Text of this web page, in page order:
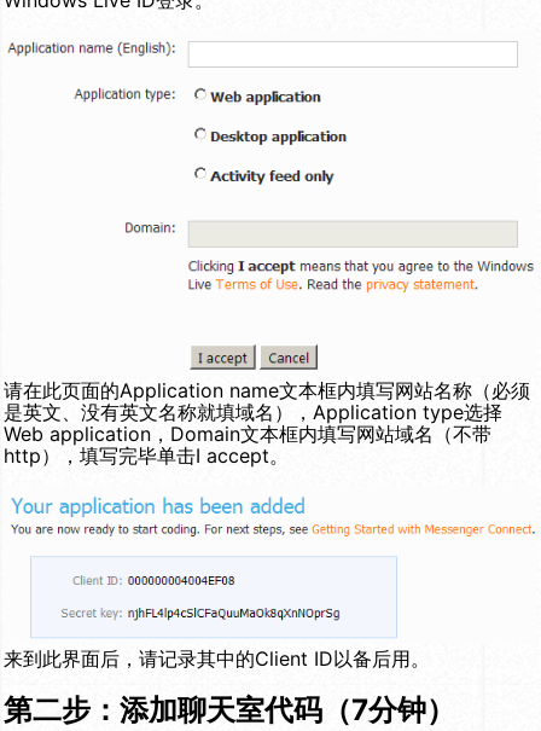
请在此页面的Application name文本框内填写网站名称（必须
是英文、没有英文名称就填域名），Application type选择
Web application，Domain文本框内填写网站域名（不带
http），填写完毕单击I accept。
来到此界面后，请记录其中的Client ID以备后用。
第二步：添加聊天室代码（7分钟）